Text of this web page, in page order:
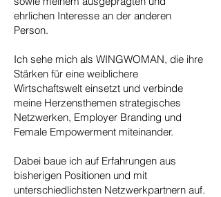
ehrlichen Interesse an der anderen
Person.
Ich sehe mich als WINGWOMAN, die ihre
Stärken für eine weiblichere
Wirtschaftswelt einsetzt und verbinde
meine Herzensthemen strategisches
Netzwerken, Employer Branding und
Female Empowerment miteinander.
Dabei baue ich auf Erfahrungen aus
bisherigen Positionen und mit
unterschiedlichsten Netzwerkpartnern auf.